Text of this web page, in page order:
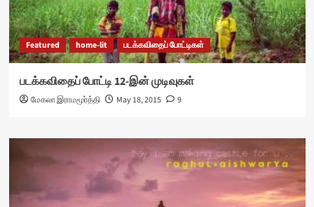
Featured home-lit படக்கவிதைப் போட்டிகள்
படக்கவிதைப் போட்டி 12-இன் முடிவுகள்
மேகலா இராமமூர்த்தி May 18, 2015 9